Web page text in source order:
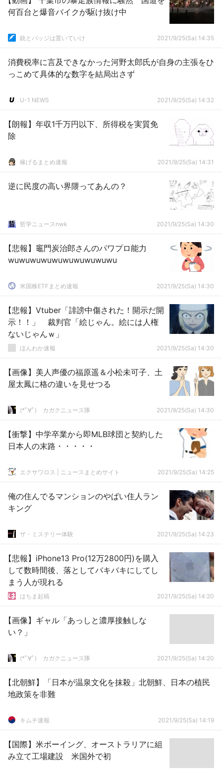
何百台と爆音バイクが駆け抜け中
銃とバッジは置いていけ 2021/9/25(Sa) 14:35
消費税率に言及できなかった河野太郎氏が自身の主張をひ
っこめて具体的な数字を結局出さず
U-1 NEWS 2021/9/25(Sa) 14:32
【朗報】年収1千万円以下、所得税を実質免
除
稼げるまとめ速報 2021/9/25(Sa) 14:31
逆に民度の高い界隈ってあんの？
哲学ニュースnwk 2021/9/25(Sa) 14:30
【悲報】竈門炭治郎さんのパワプロ能力
wuwuwuwuwuwuwuwuwuwu
米国株ETFまとめ速報 2021/9/25(Sa) 14:30
【悲報】Vtuber「誹謗中傷された！開示だ開
示！！」 裁判官「絵じゃん。絵には人権
ないじゃんｗ」
ほんわか速報 2021/9/25(Sa) 14:30
【画像】美人声優の福原遥＆小松未可子、土
屋太鳳に格の違いを見せつる
(*ﾟ∀ﾟ)ゞカガクニュース隊 2021/9/25(Sa) 14:30
【衝撃】中学卒業から即MLB球団と契約した
日本人の末路・・・・・
エクサワロス | ニュースまとめサイト 2021/9/25(Sa) 14:25
俺の住んでるマンションのやばい住人ラン
キング
ザ・ミステリー体験 2021/9/25(Sa) 14:23
【悲報】iPhone13 Pro(12万2800円)を購入
して数時間後、落としてバキバキにしてし
まう人が現れる
はちま起稿 2021/9/25(Sa) 14:20
【画像】ギャル「あっしと濃厚接触しな
い？」
(*ﾟ∀ﾟ)ゞカガクニュース隊 2021/9/25(Sa) 14:20
【北朝鮮】「日本が温泉文化を抹殺」北朝鮮、日本の植民
地政策を非難
キムチ速報 2021/9/25(Sa) 14:19
【国際】米ボーイング、オーストラリアに組
み立て工場建設 米国外で初